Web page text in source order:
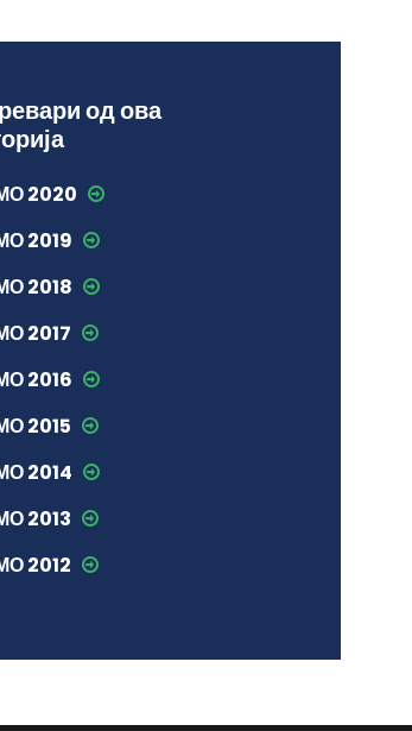
од ова
2020
2019
2018
2017
2016
2015
2014
2013
2012